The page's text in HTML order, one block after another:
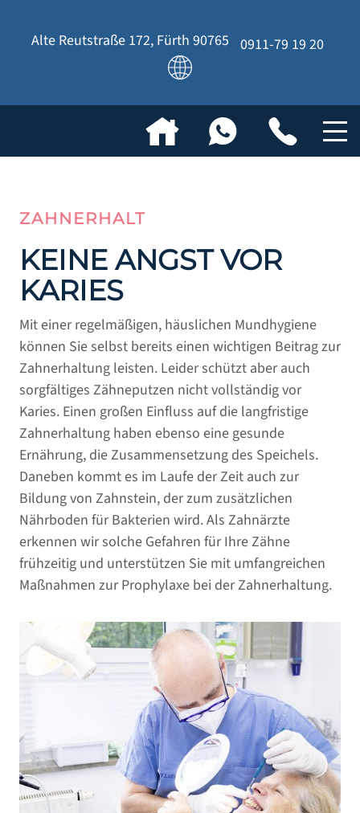
Alte Reutstraße 172, Fürth 90765 0911-79 19 20
ZAHNERHALT
KEINE ANGST VOR
KARIES
Mit einer regelmäßigen, häuslichen Mundhygiene
können Sie selbst bereits einen wichtigen Beitrag zur
Zahnerhaltung leisten. Leider schützt aber auch
sorgfältiges Zähneputzen nicht vollständig vor
Karies. Einen großen Einfluss auf die langfristige
Zahnerhaltung haben ebenso eine gesunde
Ernährung, die Zusammensetzung des Speichels.
Daneben kommt es im Laufe der Zeit auch zur
Bildung von Zahnstein, der zum zusätzlichen
Nährboden für Bakterien wird. Als Zahnärzte
erkennen wir solche Gefahren für Ihre Zähne
frühzeitig und unterstützen Sie mit umfangreichen
Maßnahmen zur Prophylaxe bei der Zahnerhaltung.